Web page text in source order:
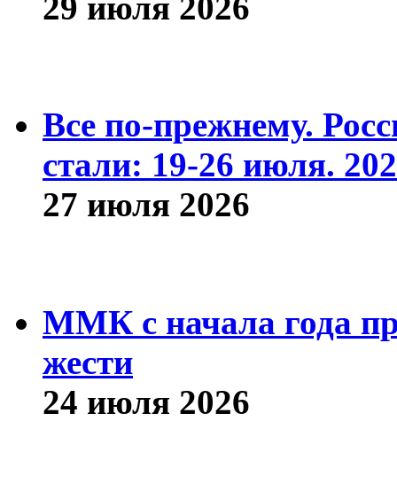
Все по-прежнему.
стали: 19-26 июля.
27 июля 2026
ММК с начала года
жести
24 июля 2026